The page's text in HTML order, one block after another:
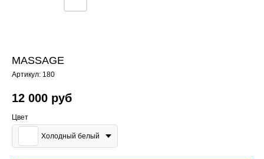
MASSAGE
Артикул: 180
12 000 руб
Цвет
Холодный белый